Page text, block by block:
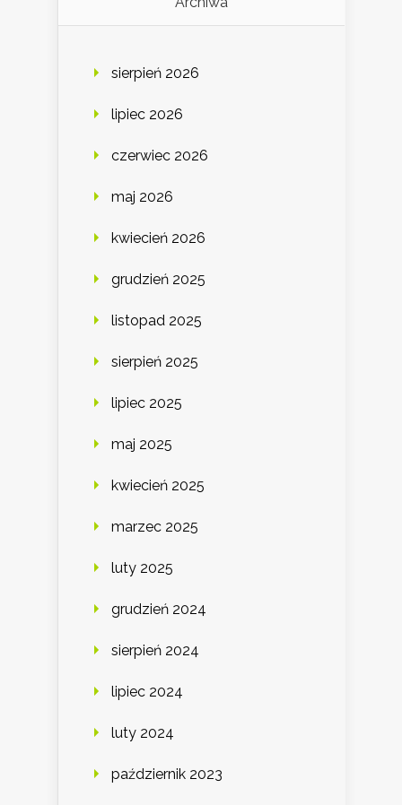
sierpień 2026
lipiec 2026
czerwiec 2026
maj 2026
kwiecień 2026
grudzień 2025
listopad 2025
sierpień 2025
lipiec 2025
maj 2025
kwiecień 2025
marzec 2025
luty 2025
grudzień 2024
sierpień 2024
lipiec 2024
luty 2024
październik 2023